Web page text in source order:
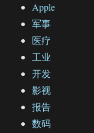
Apple
军事
医疗
工业
开发
影视
报告
数码